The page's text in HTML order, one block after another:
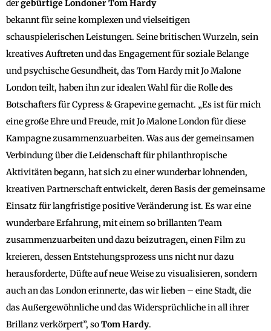
dergebürtige LondonerTomHardy
bekannt für seine komplexen und vielseitigen
schauspielerischen Leistungen. Seine britischen Wurzeln, sein
kreatives Auftreten und das Engagement für soziale Belange
und psychische Gesundheit, das Tom Hardy mit Jo Malone
London teilt, haben ihn zur idealen Wahl für die Rolle des
Botschafters für Cypress & Grapevine gemacht. „Es ist für mich
eine große Ehre und Freude, mit Jo Malone London für diese
Kampagne zusammenzuarbeiten. Was aus der gemeinsamen
Verbindung über die Leidenschaft für philanthropische
Aktivitäten begann, hat sich zu einer wunderbar lohnenden,
kreativen Partnerschaft entwickelt, deren Basis der gemeinsame
Einsatz für langfristige positive Veränderung ist. Es war eine
wunderbare Erfahrung, mit einem so brillanten Team
zusammenzuarbeiten und dazu beizutragen, einen Film zu
kreieren, dessen Entstehungsprozess uns nicht nur dazu
herausforderte, Düfte auf neue Weise zu visualisieren, sondern
auch an das London erinnerte, das wir lieben – eine Stadt, die
das Außergewöhnliche und das Widersprüchliche in all ihrer
Brillanz verkörpert”, soTomHardy.